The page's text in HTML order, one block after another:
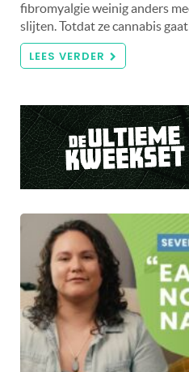
fibromyalgie weinig anders
slijten. Totdat ze cannabis
LEES VERDER